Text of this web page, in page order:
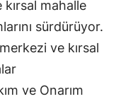
mahalle
sürdürüyor.
ve kırsal
ve Onarım